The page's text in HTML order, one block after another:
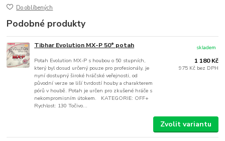
Do oblíbených
Podobné produkty
Tibhar Evolution MX-P 50° potah
Potah Evolution MX-P s houbou o 50 stupních,
který byl dosud určený pouze pro profesionály, je
nyní dostupný široké hráčské veřejnosti, od
původní verze se liší tvrdostí houby a charakterem
pórů v houbě. Potah je určen pro zkušené hráče s
nekompromisním útokem. KATEGORIE: OFF+
Rychlost: 130 Točivo...
1 180 Kč
975 Kč bez DPH
skladem
Zvolit variantu